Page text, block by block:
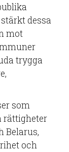
dessa
mot
trygga
som
rättigheter
Belarus,
och